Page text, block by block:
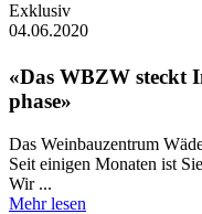
Exklusiv
04.06.2020
«Das WBZW
phase»
Das Weinbauzentrum
Seit einigen Monaten ist
Wir ...
Mehr lesen